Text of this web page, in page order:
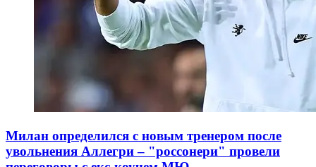
Милан определился с новым тренером после
увольнения Аллегри – "россонери" провели